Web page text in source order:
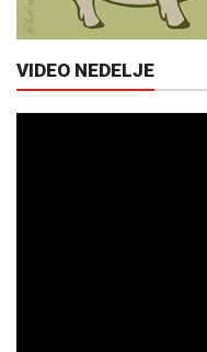
VIDEO NEDELJE